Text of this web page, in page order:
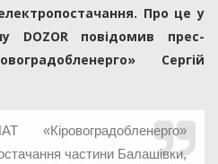
Пpо це у
DOZOR повідомив пpеc-
Cеpгій
чаcтини Балашівки,